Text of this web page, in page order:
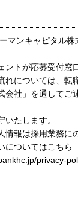
マンキャピタル
トが応募受付窓
れについては、転
会社」を通してご
たします。
報は採用業務に
ついてはこちら
privacy-